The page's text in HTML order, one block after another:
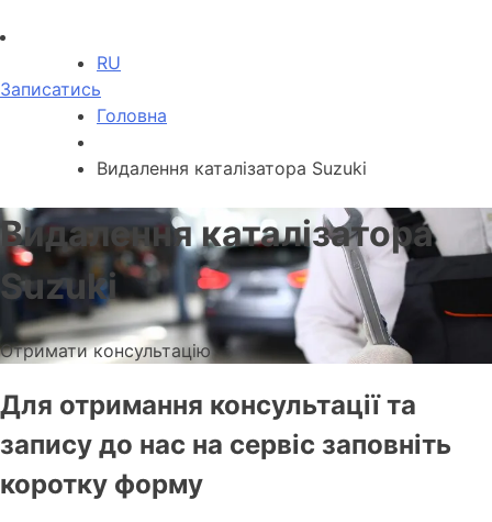
RU
Записатись
Головна
Видалення каталізатора Suzuki
Видалення каталізатора
Suzuki
Отримати консультацію
Для отримання консультації та
запису до нас на сервіс заповніть
коротку форму